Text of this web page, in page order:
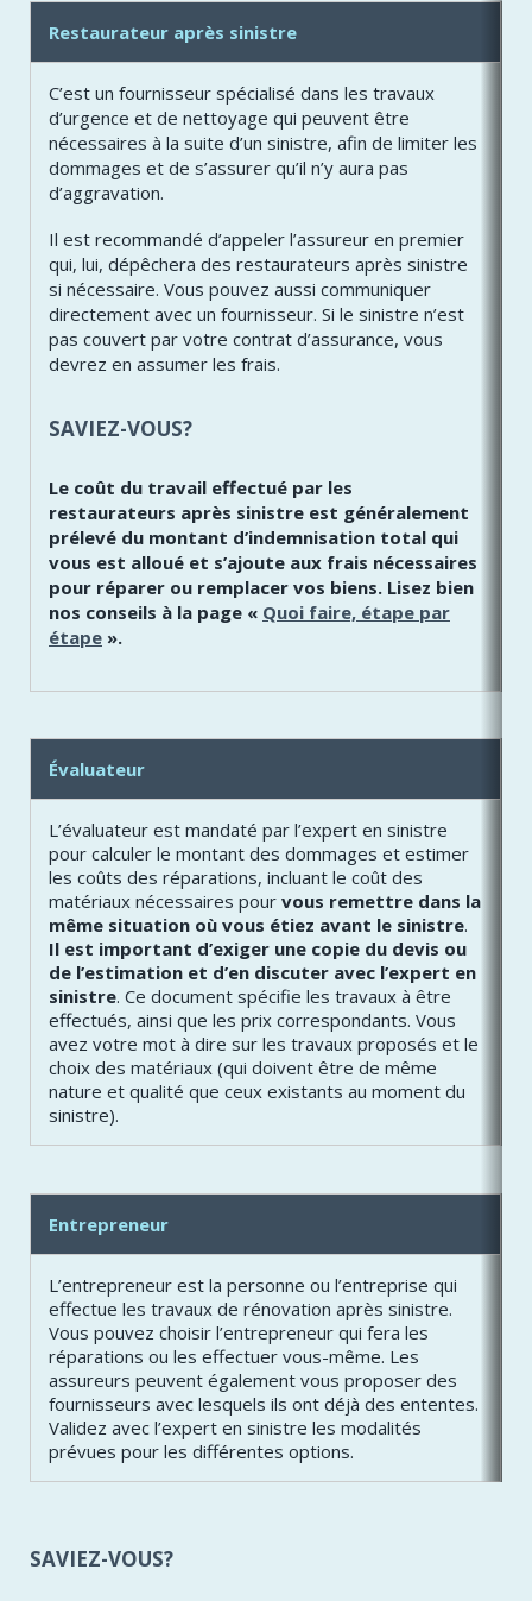
Restaurateur après sinistre
C’est un fournisseur spécialisé dans les travaux
d’urgence et de nettoyage qui peuvent être
nécessaires à la suite d’un sinistre, afin de limiter les
dommages et de s’assurer qu’il n’y aura pas
d’aggravation.
Il est recommandé d’appeler l’assureur en premier
qui, lui, dépêchera des restaurateurs après sinistre
si nécessaire. Vous pouvez aussi communiquer
directement avec un fournisseur. Si le sinistre n’est
pas couvert par votre contrat d’assurance, vous
devrez en assumer les frais.
SAVIEZ-VOUS?
Le coût du travail effectué par les
restaurateurs après sinistre est généralement
prélevé du montant d’indemnisation total qui
vous est alloué et s’ajoute aux frais nécessaires
pour réparer ou remplacer vos biens. Lisez bien
nos conseils à la page « Quoi faire, étape par
étape ».
Évaluateur
L’évaluateur est mandaté par l’expert en sinistre
pour calculer le montant des dommages et estimer
les coûts des réparations, incluant le coût des
matériaux nécessaires pour vous remettre dans la
même situation où vous étiez avant le sinistre.
Il est important d’exiger une copie du devis ou
de l’estimation et d’en discuter avec l’expert en
sinistre. Ce document spécifie les travaux à être
effectués, ainsi que les prix correspondants. Vous
avez votre mot à dire sur les travaux proposés et le
choix des matériaux (qui doivent être de même
nature et qualité que ceux existants au moment du
sinistre).
Entrepreneur
L’entrepreneur est la personne ou l’entreprise qui
effectue les travaux de rénovation après sinistre.
Vous pouvez choisir l’entrepreneur qui fera les
réparations ou les effectuer vous-même. Les
assureurs peuvent également vous proposer des
fournisseurs avec lesquels ils ont déjà des ententes.
Validez avec l’expert en sinistre les modalités
prévues pour les différentes options.
SAVIEZ-VOUS?